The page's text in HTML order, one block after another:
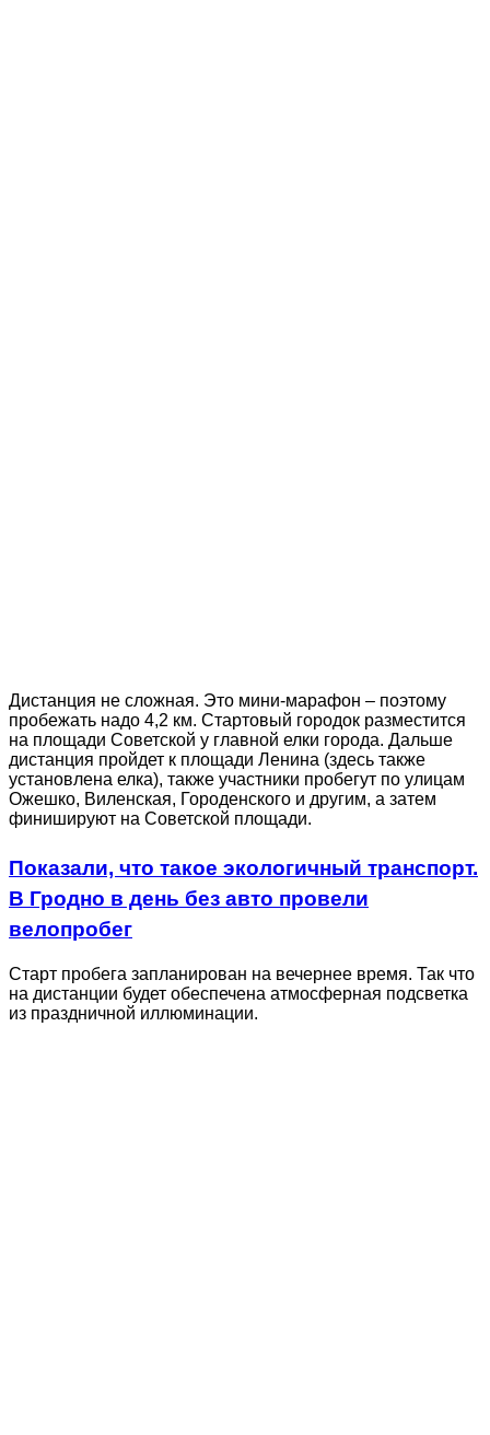
Дистанция не сложная. Это мини-марафон – поэтому
пробежать надо 4,2 км. Стартовый городок разместится
на площади Советской у главной елки города. Дальше
дистанция пройдет к площади Ленина (здесь также
установлена елка), также участники пробегут по улицам
Ожешко, Виленская, Городенского и другим, а затем
финишируют на Советской площади.
Показали, что такое экологичный транспорт.
В Гродно в день без авто провели
велопробег
Старт пробега запланирован на вечернее время. Так что
на дистанции будет обеспечена атмосферная подсветка
из праздничной иллюминации.